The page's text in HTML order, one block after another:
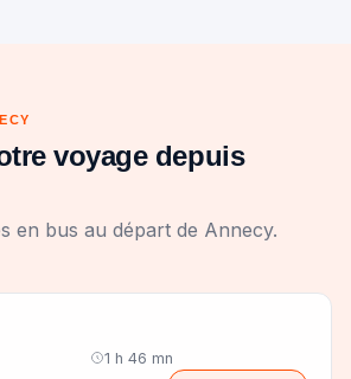
voyage depuis
en bus au départ de Annecy.
1 h 46 mn